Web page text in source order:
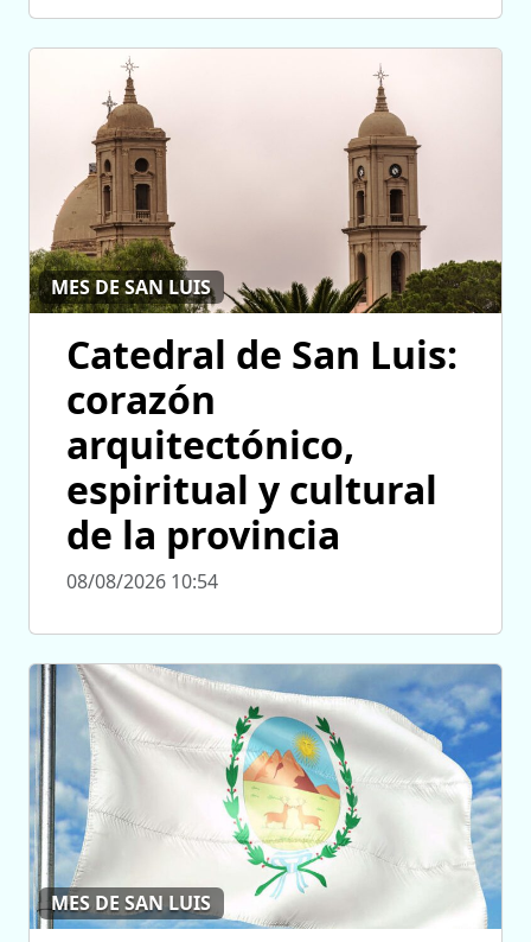
MES DE SAN LUIS
Catedral de San Luis:
corazón
arquitectónico,
espiritual y cultural
de la provincia
08/08/2026 10:54
MES DE SAN LUIS